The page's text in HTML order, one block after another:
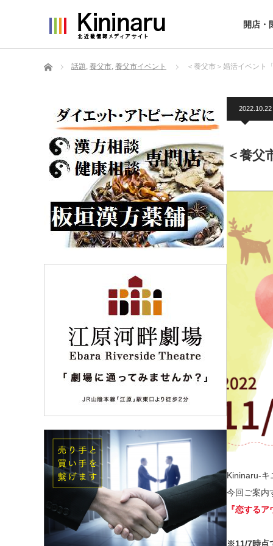
開店・
ホーム 話題, 養父市, 養父市イベント ＜養父市＞婚活イベント
2022.10.22
＜養父
Kininaru-キ
今回ご案内
『恋する
※11/7時点